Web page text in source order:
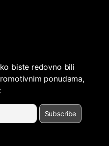
biste redovno bili
ponudama,